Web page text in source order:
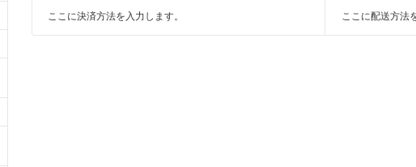
ここに決済方法を入力します。 ここに配送方法